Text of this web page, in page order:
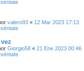
valero93 « 12 Mar 2023 17:13
Giorgio58 « 21 Ene 2023 00:46